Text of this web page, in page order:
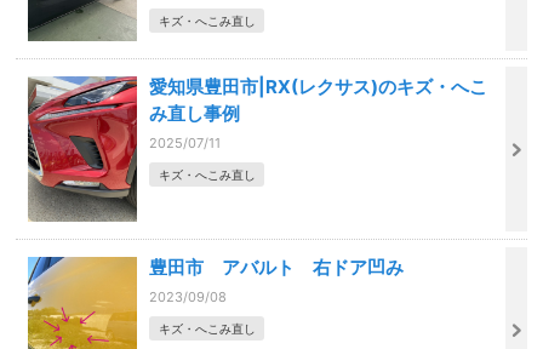
キズ・へこみ直し
愛知県豊田市|RX(レクサス)のキズ・へこ
み直し事例
2025/07/11
キズ・へこみ直し
豊田市 アバルト 右ドア凹み
2023/09/08
キズ・へこみ直し